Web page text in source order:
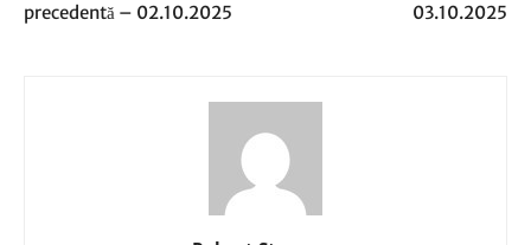
precedentă – 02.10.2025
03.10.2025